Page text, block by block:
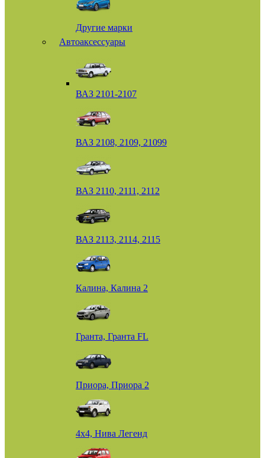
Другие марки
Автоаксессуары
ВАЗ 2101-2107
ВАЗ 2108, 2109, 21099
ВАЗ 2110, 2111, 2112
ВАЗ 2113, 2114, 2115
Калина, Калина 2
Гранта, Гранта FL
Приора, Приора 2
4х4, Нива Легенд